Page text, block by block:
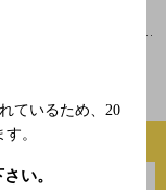
ているため、 20
。
い。